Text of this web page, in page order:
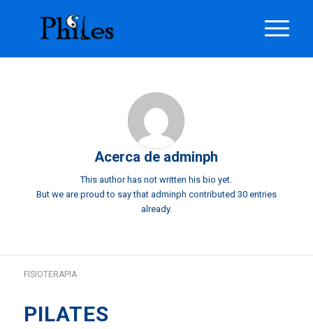
Acerca de adminph
This author has not written his bio yet.
But we are proud to say that adminph contributed 30 entries
already.
FISIOTERAPIA
PILATES